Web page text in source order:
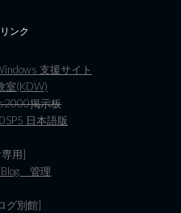
ンク
支援サイト
室(KDW)
掲示板
日本語版
専用]
Blog 管理
グ別館]